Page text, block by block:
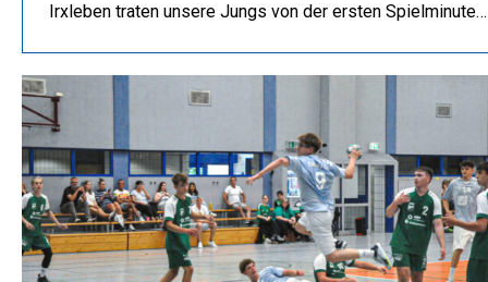
Irxleben traten unsere Jungs von der ersten Spielminute…